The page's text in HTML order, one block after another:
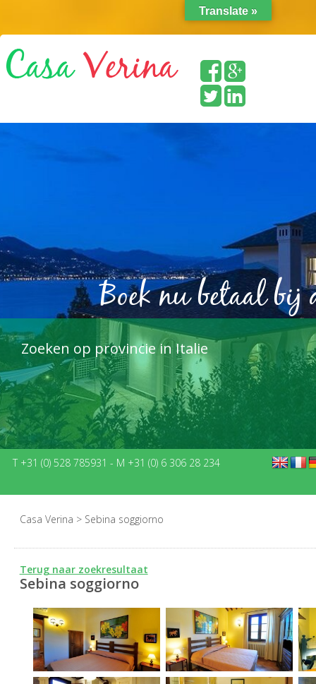
Zoeken op provincie in Italie
Boek nu betaal bij
T +31 (0) 528 785931 - M +31 (0) 6 306 28 234
Casa Verina > Sebina soggiorno
Terug naar zoekresultaat
Sebina soggiorno
Translate »